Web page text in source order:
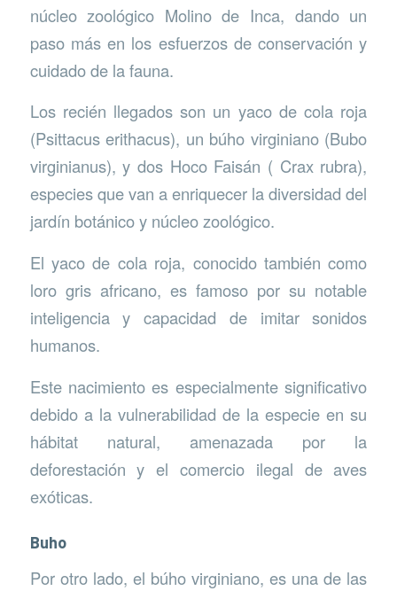
núcleo zoológico Molino de Inca, dando un
paso más en los esfuerzos de conservación y
cuidado de la fauna.
Los recién llegados son un yaco de cola roja
(Psittacus erithacus), un búho virginiano (Bubo
virginianus), y dos Hoco Faisán ( Crax rubra),
especies que van a enriquecer la diversidad del
jardín botánico y núcleo zoológico.
El yaco de cola roja, conocido también como
loro gris africano, es famoso por su notable
inteligencia y capacidad de imitar sonidos
humanos.
Este nacimiento es especialmente significativo
debido a la vulnerabilidad de la especie en su
hábitat natural, amenazada por la
deforestación y el comercio ilegal de aves
exóticas.
Buho
Por otro lado, el búho virginiano, es una de las